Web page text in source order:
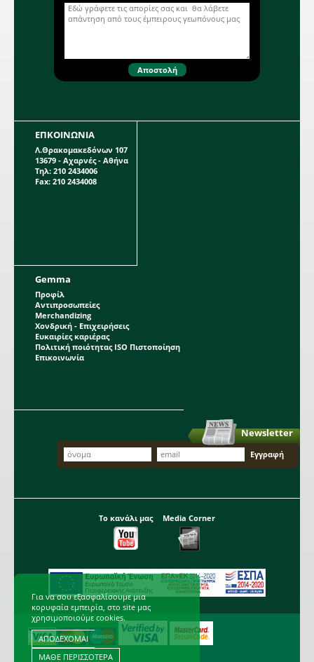
ΕΠΚΟΙΝΩΝΙΑ
Λ.Θρακομακεδόνων 107
13679 - Αχαρνές - Αθήνα
Τηλ: 210 2434006
Fax: 210 2434008
Gemma
Προφίλ
Αντιπροσωπείες
Merchandizing
Χονδρική - Επιχειρήσεις
Ευκαιρίες καριέρας
Πολιτική ποιότητας ISO Πιστοποίηση
Επικοινωνία
Newsletter
Το κανάλι μας Media Corner
Για να σου εξασφαλίσουμε μια
κορυφαία εμπειρία, στο site μας
χρησιμοποιούμε cookies.
ΑΠΟΔΕΧΟΜΑΙ
ΜΑΘΕ ΠΕΡΙΣΣΟΤΕΡΑ